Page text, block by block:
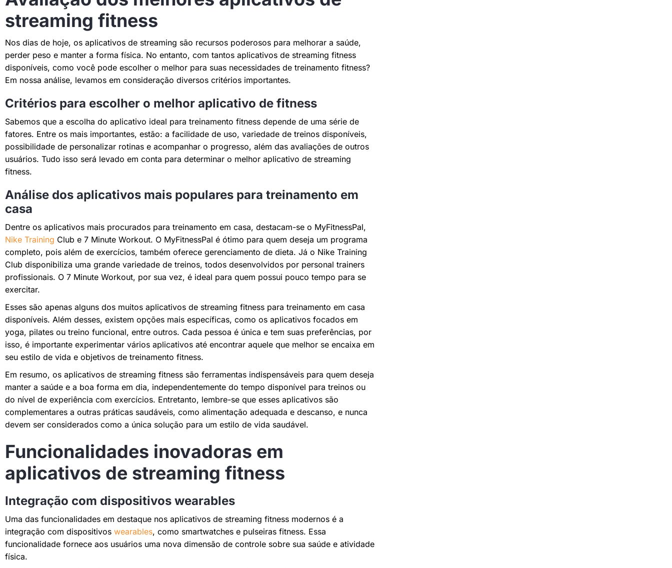
streaming fitness
Nos dias de hoje, os aplicativos de streaming são recursos poderosos para melhorar a saúde,
perder peso e manter a forma física. No entanto, com tantos aplicativos de streaming fitness
disponíveis, como você pode escolher o melhor para suas necessidades de treinamento fitness?
Em nossa análise, levamos em consideração diversos critérios importantes.
Critérios para escolher o melhor aplicativo de fitness
Sabemos que a escolha do aplicativo ideal para treinamento fitness depende de uma série de
fatores. Entre os mais importantes, estão: a facilidade de uso, variedade de treinos disponíveis,
possibilidade de personalizar rotinas e acompanhar o progresso, além das avaliações de outros
usuários. Tudo isso será levado em conta para determinar o melhor aplicativo de streaming
fitness.
Análise dos aplicativos mais populares para treinamento em
casa
Dentre os aplicativos mais procurados para treinamento em casa, destacam-se o MyFitnessPal,
Nike Training Club e 7 Minute Workout. O MyFitnessPal é ótimo para quem deseja um programa
completo, pois além de exercícios, também oferece gerenciamento de dieta. Já o Nike Training
Club disponibiliza uma grande variedade de treinos, todos desenvolvidos por personal trainers
profissionais. O 7 Minute Workout, por sua vez, é ideal para quem possui pouco tempo para se
exercitar.
Esses são apenas alguns dos muitos aplicativos de streaming fitness para treinamento em casa
disponíveis. Além desses, existem opções mais específicas, como os aplicativos focados em
yoga, pilates ou treino funcional, entre outros. Cada pessoa é única e tem suas preferências, por
isso, é importante experimentar vários aplicativos até encontrar aquele que melhor se encaixa em
seu estilo de vida e objetivos de treinamento fitness.
Em resumo, os aplicativos de streaming fitness são ferramentas indispensáveis para quem deseja
manter a saúde e a boa forma em dia, independentemente do tempo disponível para treinos ou
do nível de experiência com exercícios. Entretanto, lembre-se que esses aplicativos são
complementares a outras práticas saudáveis, como alimentação adequada e descanso, e nunca
devem ser considerados como a única solução para um estilo de vida saudável.
Funcionalidades inovadoras em
aplicativos de streaming fitness
Integração com dispositivos wearables
Uma das funcionalidades em destaque nos aplicativos de streaming fitness modernos é a
integração com dispositivos wearables, como smartwatches e pulseiras fitness. Essa
funcionalidade fornece aos usuários uma nova dimensão de controle sobre sua saúde e atividade
física.